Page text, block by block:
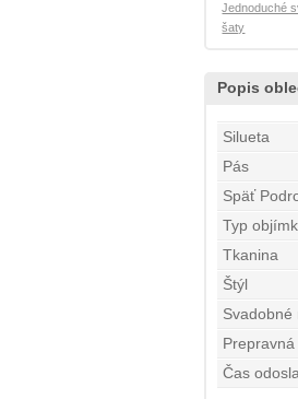
Jednoduché
šaty
Popis
Silueta
Pás
Späť
Typ
Tkanina
Štýl
Svadobné
Čas